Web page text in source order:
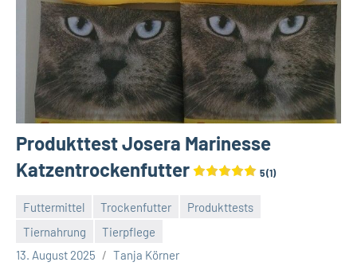
Produkttest Josera Marinesse
Katzentrockenfutter
5 (1)
Futtermittel Trockenfutter
Produkttests
Tiernahrung
Tierpflege
13. August 2025
Tanja Körner
Keine
Kommentare